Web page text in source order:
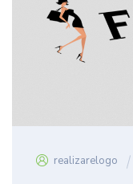
realizarelogo